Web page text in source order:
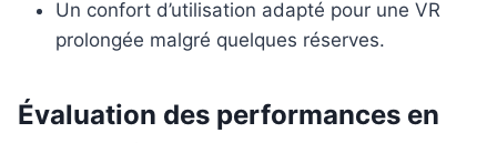
Un confort d’utilisation adapté pour une VR
prolongée malgré quelques réserves.
Évaluation des performances en